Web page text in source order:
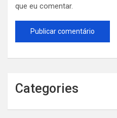
que eu comentar.
Categories